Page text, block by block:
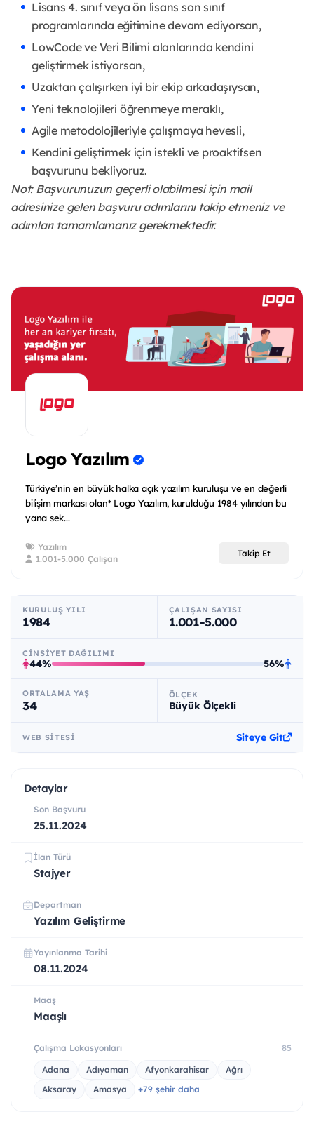
Lisans 4. sınıf veya ön lisans son sınıf
programlarında eğitimine devam ediyorsan,
LowCode ve Veri Bilimi alanlarında kendini
geliştirmek istiyorsan,
Uzaktan çalışırken iyi bir ekip arkadaşıysan,
Yeni teknolojileri öğrenmeye meraklı,
Agile metodolojileriyle çalışmaya hevesli,
Kendini geliştirmek için istekli ve proaktifsen
başvurunu bekliyoruz.
Not: Başvurunuzun geçerli olabilmesi için mail
adresinize gelen başvuru adımlarını takip etmeniz ve
adımları tamamlamanız gerekmektedir.
Logo Yazılım
Türkiye’nin en büyük halka açık yazılım kuruluşu ve en değerli
bilişim markası olan* Logo Yazılım, kurulduğu 1984 yılından bu
yana sek...
Yazılım
1.001-5.000 Çalışan
Takip Et
KURULUŞ YILI
1984
ÇALIŞAN SAYISI
1.001-5.000
CINSIYET DAĞILIMI
44% 56%
ORTALAMA YAŞ
34
ÖLÇEK
Büyük Ölçekli
WEB SITESI Siteye Git
Detaylar
Son Başvuru
25.11.2024
İlan Türü
Stajyer
Departman
Yazılım Geliştirme
Yayınlanma Tarihi
08.11.2024
Maaş
Maaşlı
Çalışma Lokasyonları 85
Adana Adıyaman Afyonkarahisar
Ağrı
Aksaray
Amasya +79 şehir daha